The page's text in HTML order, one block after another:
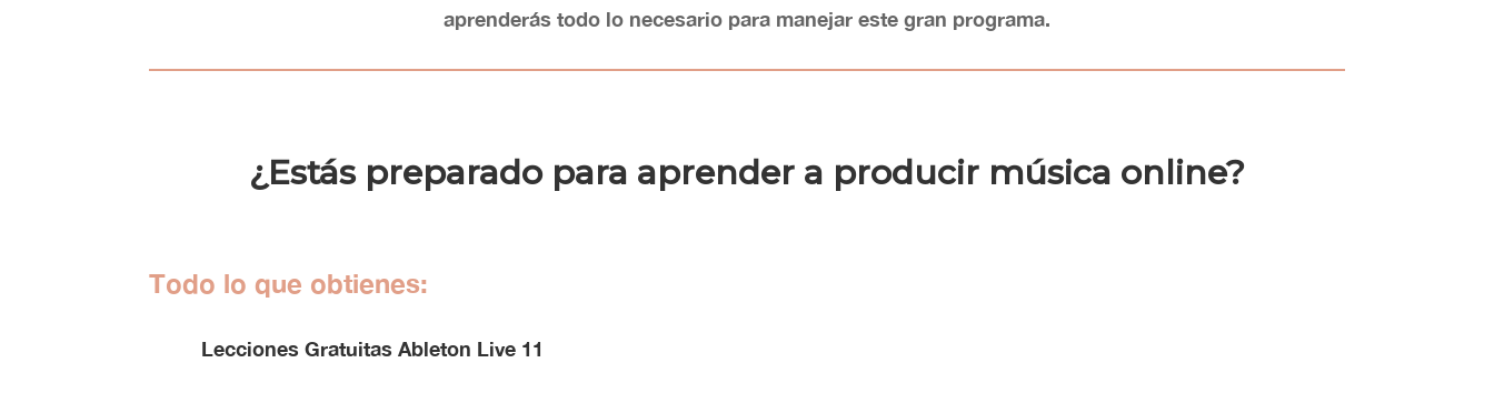
aprenderás todo lo necesario para manejar este gran programa.
¿Estás preparado para aprender a producir música online?
Todo lo que obtienes:
Lecciones Gratuitas Ableton Live 11